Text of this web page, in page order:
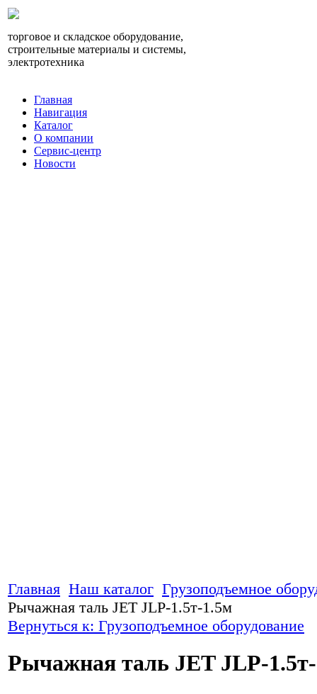
торговое и складское оборудование,
строительные материалы и системы,
электротехника
Главная
Навигация
Каталог
О компании
Сервис-центр
Новости
Главная Наш каталог Грузоподъемное
Рычажная таль JET JLP-1.5т-1.5м
Вернуться к: Грузоподъемное оборудование
Рычажная таль JET JLP-